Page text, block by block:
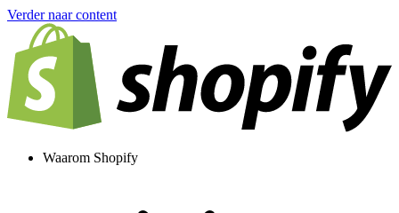
Verder naar content
Waarom Shopify